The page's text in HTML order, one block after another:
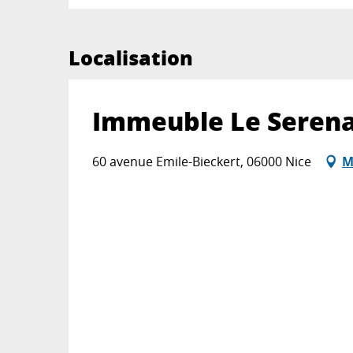
Localisation
Immeuble Le
60 avenue Emile-Bieckert, 06000 Nice